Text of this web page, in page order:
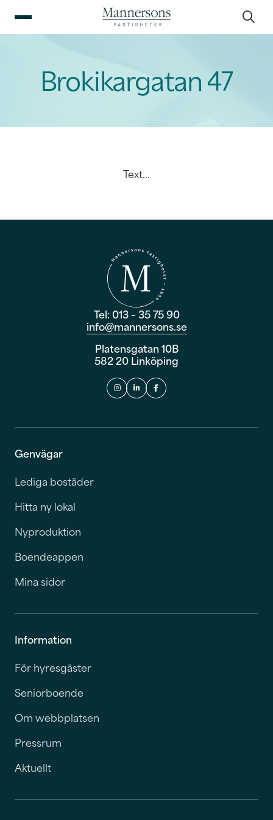
Brokikargatan 47
Text...
Tel: 013 – 35 75 90
info@mannersons.se
Platensgatan 10B
582 20 Linköping
Genvägar
Lediga bostäder
Hitta ny lokal
Nyproduktion
Boendeappen
Mina sidor
Information
För hyresgäster
Seniorboende
Om webbplatsen
Pressrum
Aktuellt